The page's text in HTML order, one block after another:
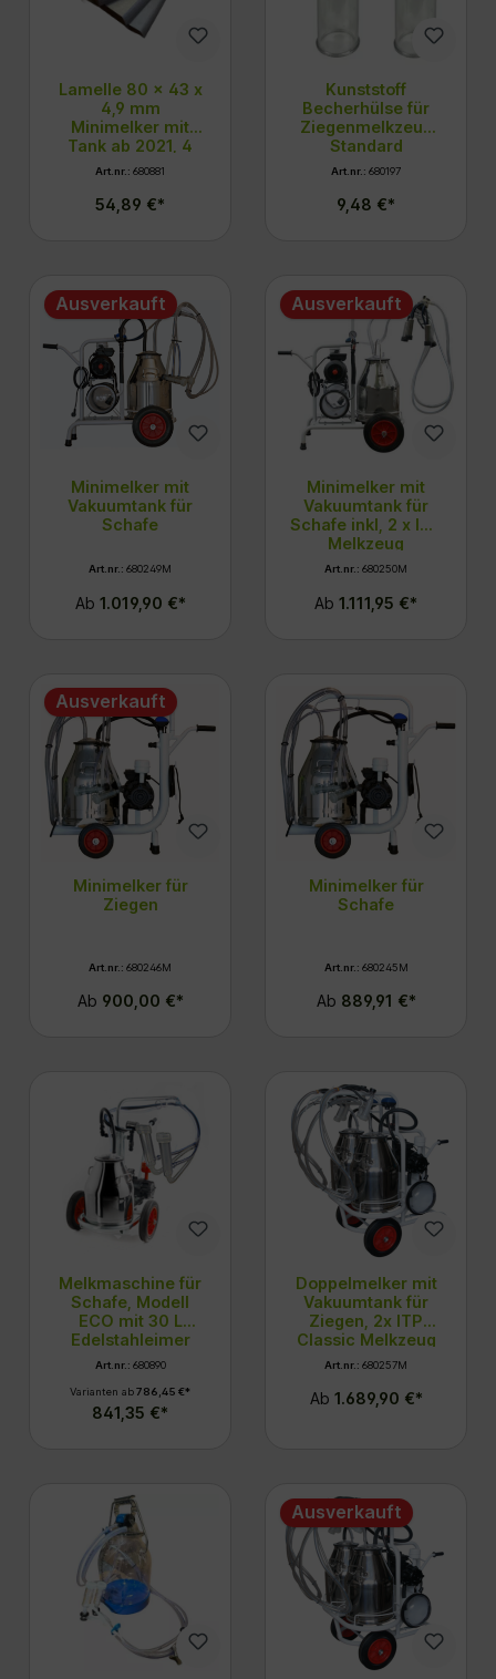
Lamelle 80 x 43 x
4,9 mm
Minimelker mit
Tank ab 2021, 4
Stk
Art.nr.: 680881
54,89 €*
Kunststoff
Becherhülse für
Ziegenmelkzeug
Standard
Art.nr.: 680197
9,48 €*
Ausverkauft
Minimelker mit
Vakuumtank für
Schafe
Art.nr.: 680249M
Ab 1.019,90 €*
Ausverkauft
Minimelker mit
Vakuumtank für
Schafe inkl, 2 x ITP
Melkzeug
Art.nr.: 680250M
Ab 1.111,95 €*
Ausverkauft
Minimelker für
Ziegen
Art.nr.: 680246M
Ab 900,00 €*
Minimelker für
Schafe
Art.nr.: 680245M
Ab 889,91 €*
Melkmaschine für
Schafe, Modell
ECO mit 30 L
Edelstahleimer
und ITP Classic
Sammelstück
Art.nr.: 680890
Varianten ab786,45 €*
841,35 €*
Doppelmelker mit
Vakuumtank für
Ziegen, 2x ITP
Classic Melkzeug
Art.nr.: 680257M
Ab 1.689,90 €*
Ausverkauft